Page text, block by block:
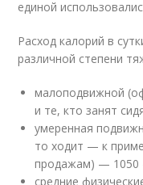
единой
Расход калорий в
различной степени
малоподвижной
и те, кто занят
умеренная
то ходит — к
продажам) — 1050
средние